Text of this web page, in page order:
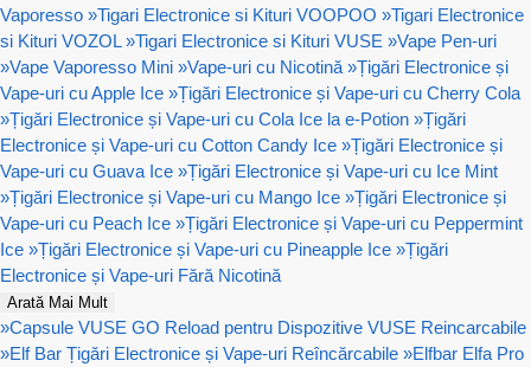
Vaporesso »Tigari Electronice si Kituri VOOPOO »Tigari Electronice
si Kituri VOZOL »Tigari Electronice si Kituri VUSE »Vape Pen-uri
»Vape Vaporesso Mini »Vape-uri cu Nicotină »Țigări Electronice și
Vape-uri cu Apple Ice »Țigări Electronice și Vape-uri cu Cherry Cola
»Țigări Electronice și Vape-uri cu Cola Ice la e-Potion »Țigări
Electronice și Vape-uri cu Cotton Candy Ice »Țigări Electronice și
Vape-uri cu Guava Ice »Țigări Electronice și Vape-uri cu Ice Mint
»Țigări Electronice și Vape-uri cu Mango Ice »Țigări Electronice și
Vape-uri cu Peach Ice »Țigări Electronice și Vape-uri cu Peppermint
Ice »Țigări Electronice și Vape-uri cu Pineapple Ice »Țigări
Electronice și Vape-uri Fără Nicotină
Arată Mai Mult
»Capsule VUSE GO Reload pentru Dispozitive VUSE Reincarcabile
»Elf Bar Țigări Electronice și Vape-uri Reîncărcabile »Elfbar Elfa Pro